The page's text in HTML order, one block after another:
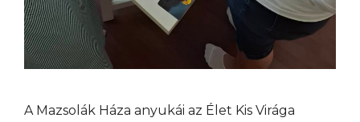
A Mazsolák Háza anyukái az Élet Kis Virága